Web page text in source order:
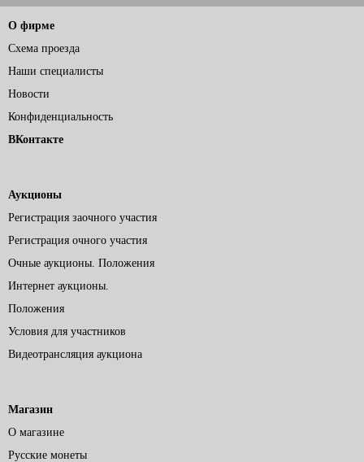
О фирме
Схема проезда
Наши специалисты
Новости
Конфиденциальность
ВКонтакте
Аукционы
Регистрация заочного участия
Регистрация очного участия
Очные аукционы. Положения
Интернет аукционы.
Положения
Условия для участников
Видеотрансляция аукциона
Магазин
О магазине
Русские монеты